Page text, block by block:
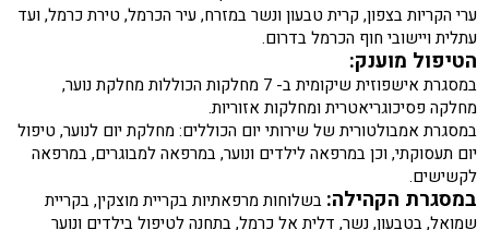
ערי הקריות בצפון, קרית טבעון ונשר במזרח, עיר הכרמל, טירת כרמל, ועד
עתלית ויישובי חוף הכרמל בדרום.
הטיפול מוענק:
במסגרת אישפוזית שיקומית ב- 7 מחלקות הכוללות מחלקת נוער,
מחלקה פסיכוגריאטרית ומחלקות אזוריות.
במסגרת אמבולטורית של שירותי יום הכוללים: מחלקת יום לנוער, טיפול
יום תעסוקתי, וכן במרפאה לילדים ונוער, במרפאה למבוגרים, במרפאה
לקשישים.
במסגרת הקהילה: בשלוחות מרפאתיות בקריית מוצקין, בקריית
שמואל, בטבעון, נשר, דלית אל כרמל, בתחנה לטיפול בילדים ונוער